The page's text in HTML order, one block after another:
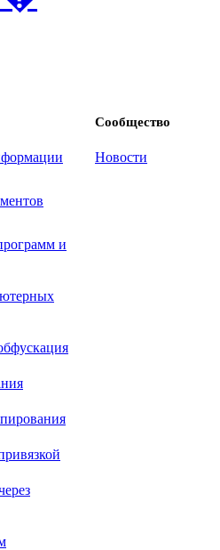
Сообщество
Новости
и